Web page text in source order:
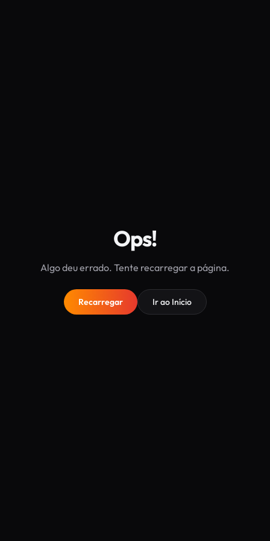
Ops!
Algo deu errado. Tente recarregar a página.
Recarregar Ir ao Início